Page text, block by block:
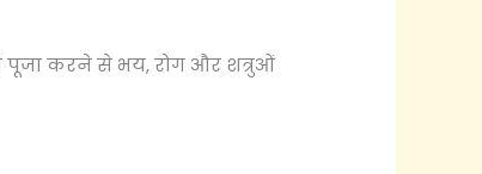
पूजा करने से भय, रोग और शत्रुओं